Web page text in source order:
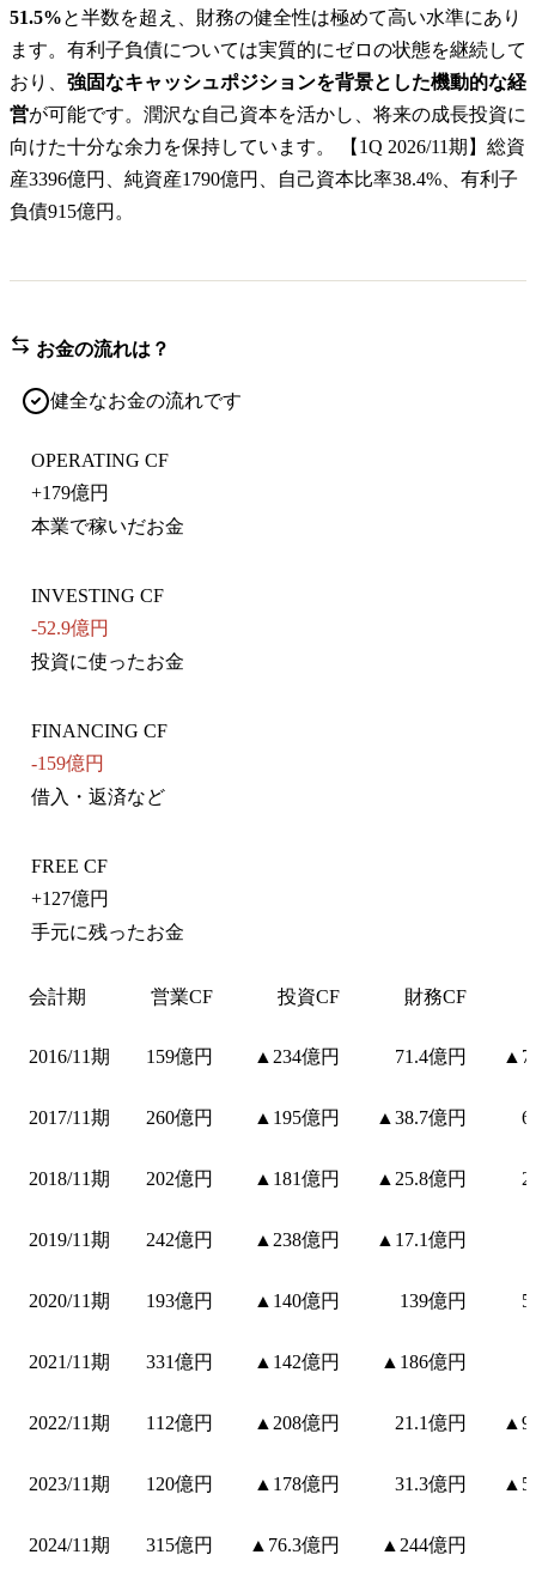
51.5%と半数を超え、財務の健全性は極めて高い水準にあり
ます。有利子負債については実質的にゼロの状態を継続して
おり、 強固なキャッシュポジションを背景とした機動的な経
営が可能です。潤沢な自己資本を活かし、将来の成長投資に
向けた十分な余力を保持しています。 【1Q 2026/11期】総資
産3396億円、純資産1790億円、自己資本比率38.4%、有利子
負債915億円。
お金の流れは？
健全なお金の流れです
OPERATING CF
+179億円
本業で稼いだお金
INVESTING CF
-52.9億円
投資に使ったお金
FINANCING CF
-159億円
借入・返済など
FREE CF
+127億円
手元に残ったお金
会計期 営業CF 投資CF 財務CF
2016/11期 159億円 ▲234億円 71.4億円
2017/11期 260億円 ▲195億円 ▲38.7億円
2018/11期 202億円 ▲181億円 ▲25.8億円
2019/11期 242億円 ▲238億円 ▲17.1億円
2020/11期 193億円 ▲140億円 139億円
2021/11期 331億円 ▲142億円 ▲186億円
2022/11期 112億円 ▲208億円 21.1億円
2023/11期 120億円 ▲178億円 31.3億円
2024/11期 315億円 ▲76.3億円 ▲244億円